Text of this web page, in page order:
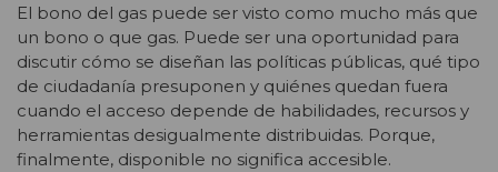
El bono del gas puede ser visto como mucho más que
un bono o que gas. Puede ser una oportunidad para
discutir cómo se diseñan las políticas públicas, qué tipo
de ciudadanía presuponen y quiénes quedan fuera
cuando el acceso depende de habilidades, recursos y
herramientas desigualmente distribuidas. Porque,
finalmente, disponible no significa accesible.